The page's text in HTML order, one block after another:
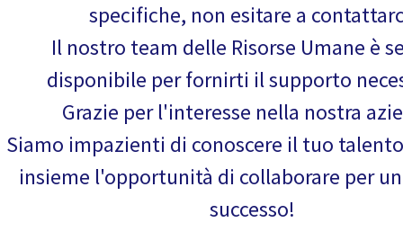
specifiche, non esitare a
Il nostro team delle Risorse Umane è
disponibile per fornirti il supporto
Grazie per l'interesse nella nostra
Siamo impazienti di conoscere il tuo
insieme l'opportunità di collaborare per
successo!